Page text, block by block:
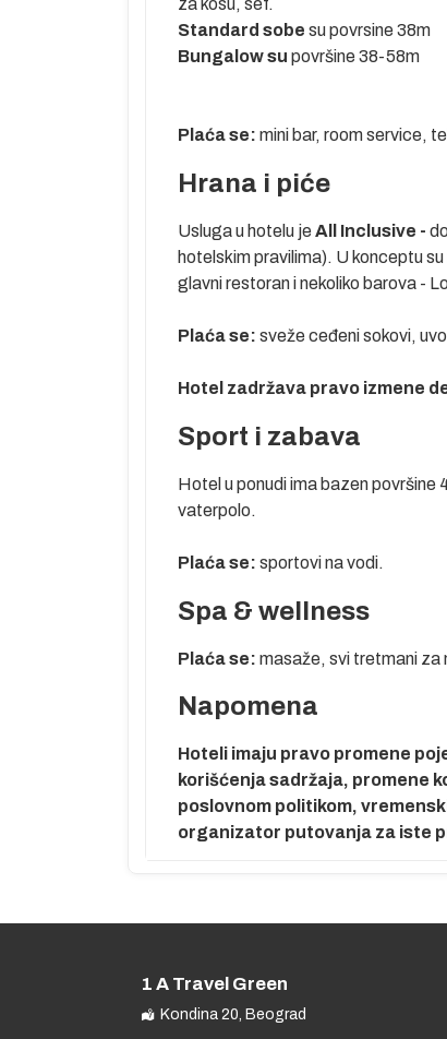
za kosu, sef.
Standard sobe su povrsine 38m
Bungalow su površine 38-58m
Plaća se: mini bar, room service,
Hrana i piće
Usluga u hotelu jeAll Inclusive -
hotelskim pravilima). U konceptu
glavni restoran i nekoliko barova -
Plaća se: sveže ceđeni sokovi,
Hotel zadržava pravo izmene
Sport i zabava
Hotel u ponudi ima bazen površine
vaterpolo.
Plaća se: sportovi na vodi.
Spa & wellness
Plaća se: masaže, svi tretmani za
Napomena
Hoteli imaju pravo promene
korišćenja sadržaja, promene
poslovnom politikom,
organizator putovanja za iste
1 A Travel Green
Kondina 20, Beograd